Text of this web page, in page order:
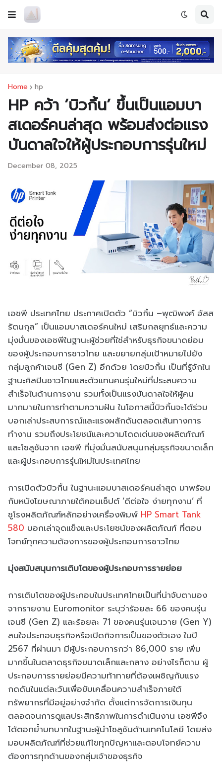
Home hp
HP คว้า ‘บิวกิ้น’ ขึ้นเป็นแอมบา
สเดอร์คนล่าสุด พร้อมส่งต่อแรง
บันดาลใจให้ผู้ประกอบการรุ่นใหม่
December 08, 2025
เอชพี ประเทศไทย ประกาศเปิดตัว “บิวกิ้น –พุฒิพงศ์ อัสส
รัตนกุล” เป็นแอมบาสเดอร์คนใหม่ เสริมกลยุทธ์และความ
มุ่งมั่นของเอชพีในฐานะผู้ช่วยที่ใช่สำหรับธุรกิจขนาดย่อม
ของผู้ประกอบการชาวไทย และขยายกลุ่มเป้าหมายไปยัง
กลุ่มลูกค้าเจนซี (Gen Z) อีกด้วย โดยบิวกิ้น เป็นที่รู้จักใน
ฐานะศิลปินชาวไทยและตัวแทนคนรุ่นใหม่ที่ประสบความ
สำเร็จในด้านการงาน รวมทั้งเป็นแรงบันดาลใจให้ผู้คน
มากมายในการทำตามความฝัน ในโอกาสนี้บิวกิ้นจะได้ร่วม
บอกเล่าประสบการณ์และแรงผลักดันตลอดเส้นทางการ
ทำงาน รวมถึงประโยชน์และความโดดเด่นของผลิตภัณฑ์
และโซลูชันจาก เอชพี ที่มุ่งมั่นสนับสนุนกลุ่มธุรกิจขนาดเล็ก
และผู้ประกอบการรุ่นใหม่ในประเทศไทย
การเปิดตัวบิวกิ้น ในฐานะแอมบาสเดอร์คนล่าสุด มาพร้อม
กับหนังโฆษณาภายใต้คอนเซ็ปต์ ‘ดีต่อใจ ง่ายทุกงาน’ ที่
ชูโรงผลิตภัณฑ์หลักอย่างเครื่องพิมพ์ HP Smart Tank
580 บอกเล่าจุดแข็งและประโยชน์ของผลิตภัณฑ์ ที่ตอบ
โจทย์ทุกความต้องการของผู้ประกอบการชาวไทย
มุ่งสนับสนุนการเติบโตของผู้ประกอบการรายย่อย
การเติบโตของผู้ประกอบในประเทศไทยเป็นที่น่าจับตามอง
จากรายงาน Euromonitor ระบุว่าร้อยละ 66 ของคนรุ่น
เจนซี (Gen Z) และร้อยละ 71 ของคนรุ่นเจนวาย (Gen Y)
สนใจประกอบธุรกิจหรือเปิดกิจการเป็นของตัวเอง ในปี
2567 ที่ผ่านมา มีผู้ประกอบการกว่า 86,000 ราย เพิ่ม
มากขึ้นในตลาดธุรกิจขนาดเล็กและกลาง อย่างไรก็ตาม ผู้
ประกอบการรายย่อยมีความท้าทายที่ต้องเผชิญกับแรง
กดดันในแต่ละวันเพื่อขับเคลื่อนความสำเร็จภายใต้
ทรัพยากรที่มีอยู่อย่างจำกัด ตั้งแต่การจัดการเงินทุน
ตลอดจนการดูแลประสิทธิภาพในการดำเนินงาน เอชพีจึง
ได้ตอกย้ำบทบาทในฐานะผู้นำโซลูชันด้านเทคโนโลยี โดยส่ง
มอบผลิตภัณฑ์ที่ช่วยแก้ไขทุกปัญหาและตอบโจทย์ความ
ต้องการทุกด้านของกลุ่มเจ้าของธุรกิจ